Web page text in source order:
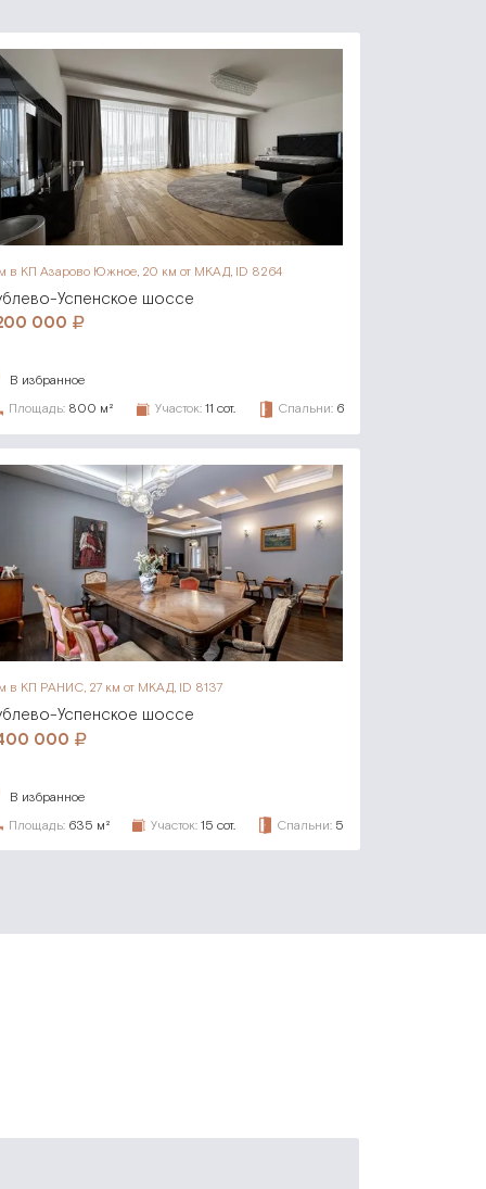
в КП Азарово Южное, 20 км от МКАД, ID 8264
Успенское шоссе
000
В избранное
Площадь: 800 м² Участок: 11 сот. Спальни: 6
в КП РАНИС, 27 км от МКАД, ID 8137
Успенское шоссе
000
В избранное
Площадь: 635 м² Участок: 15 сот. Спальни: 5